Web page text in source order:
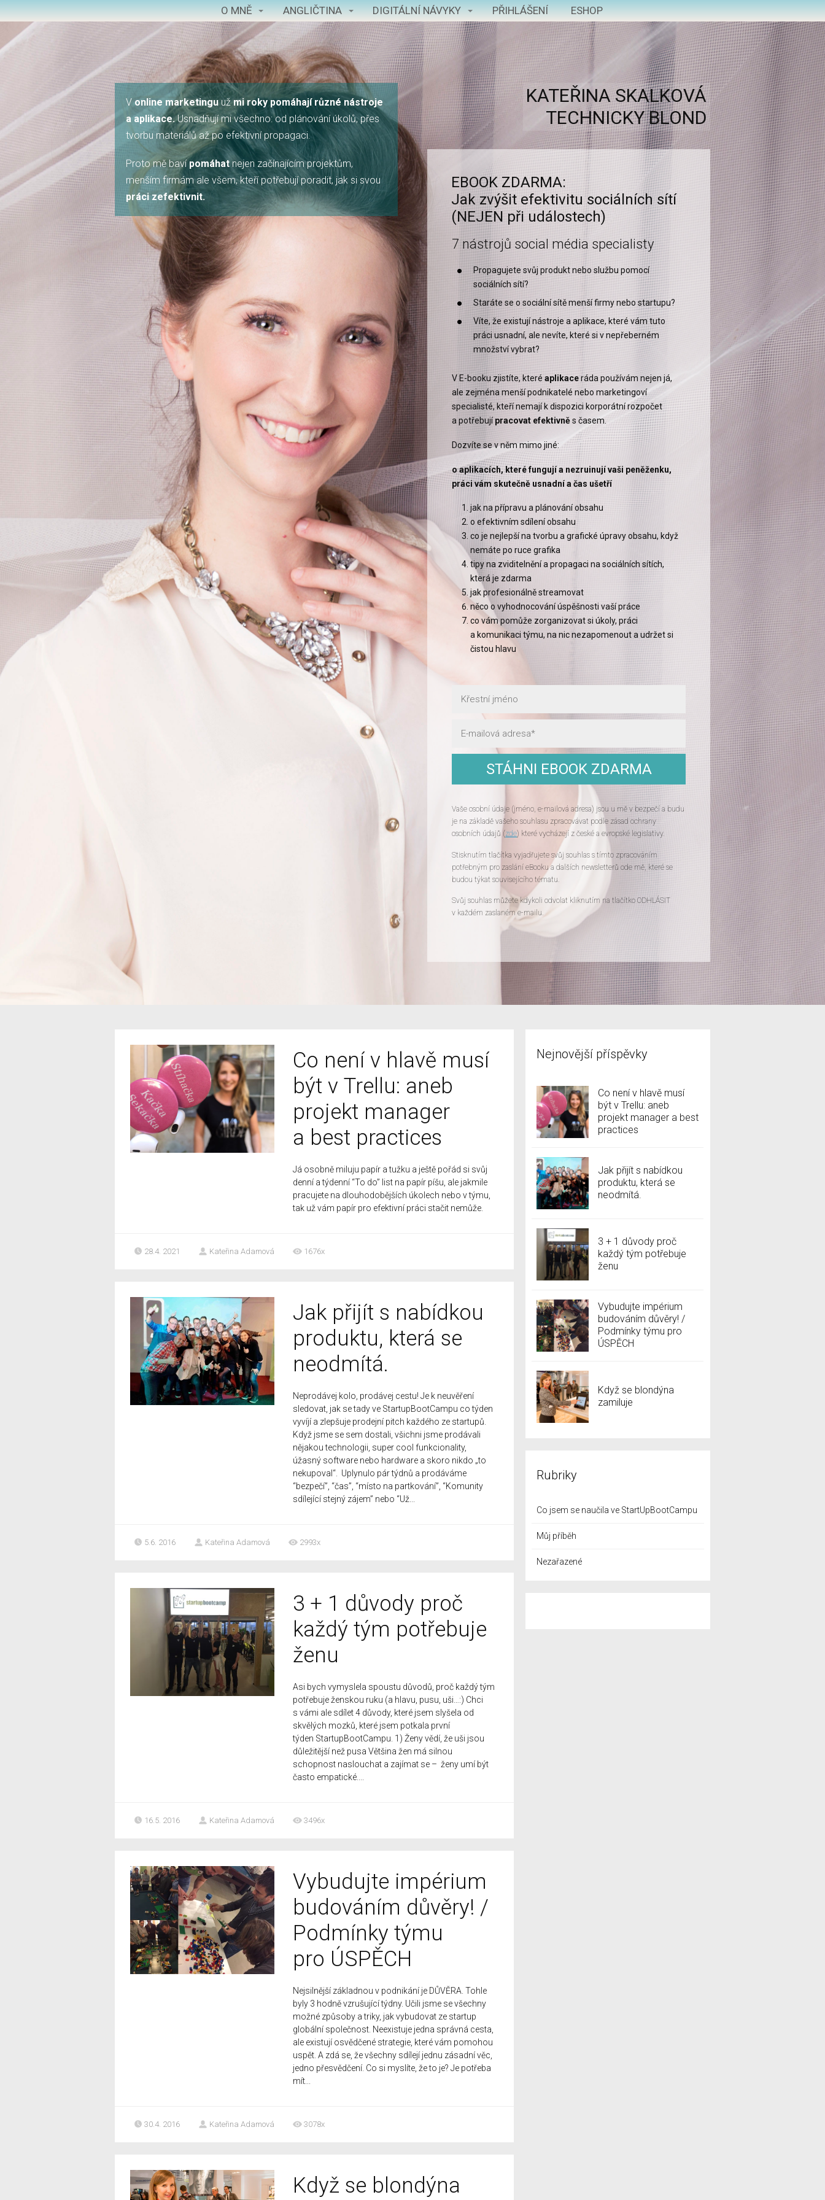
O MNĚ ANGLIČTINA DIGITÁLNÍ NÁVYKY PŘIHLÁŠENÍ ESHOP
Vonline marketinguužmi roky pomáhají různé nástroje
a aplikace.Usnadňují mi všechno: od plánování úkolů, přes
tvorbu materiálů až po efektivní propagaci.
Proto mě bavípomáhatnejen začínajícím projektům,
menším firmám ale všem, kteří potřebují poradit, jak si svou
práci zefektivnit.
KATEŘINA SKALKOVÁ
TECHNICKY BLOND
EBOOK ZDARMA:
Jak zvýšit efektivitu sociálních sítí
(NEJEN při událostech)
7 nástrojů social média specialisty
Propagujete svůj produkt nebo službu pomocí
sociálních sítí?
Staráte se o sociální sítě menší firmy nebo startupu?
Víte, že existují nástroje a aplikace, které vám tuto
práci usnadní, ale nevíte, které si v nepřeberném
množství vybrat?
V E-booku zjistíte, kteréaplikaceráda používám nejen já,
ale zejména menší podnikatelé nebo marketingoví
specialisté, kteří nemají k dispozici korporátní rozpočet
a potřebujípracovat efektivněs časem.
Dozvíte se v něm mimo jiné:
o aplikacích, které fungují a nezruinují vaši peněženku,
práci vám skutečně usnadní a čas ušetří
jak na přípravu a plánování obsahu
o efektivním sdílení obsahu
co je nejlepší na tvorbu a grafické úpravy obsahu, když
nemáte po ruce grafika
tipy na zviditelnění a propagaci na sociálních sítích,
která je zdarma
jak profesionálně streamovat
něco o vyhodnocování úspěšnosti vaší práce
co vám pomůže zorganizovat si úkoly, práci
a komunikaci týmu, na nic nezapomenout a udržet si
čistou hlavu
STÁHNI EBOOK ZDARMA
Vaše osobní údaje (jméno, e-mailová adresa) jsou u mě v bezpečí a budu
je na základě vašeho souhlasu zpracovávat podle zásad ochrany
osobních údajů (zde) které vycházejí z české a evropské legislativy.
Stisknutím tlačítka vyjadřujete svůj souhlas s tímto zpracováním
potřebným pro zaslání eBooku a dalších newsletterů ode mě, které se
budou týkat souvisejícího tématu.
Svůj souhlas můžete kdykoli odvolat kliknutím na tlačítko ODHLÁSIT
v každém zaslaném e-mailu.
Co není v hlavě musí
být v Trellu: aneb
projekt manager
a best practices
Já osobně miluju papír a tužku a ještě pořád si svůj
denní a týdenní “To do” list na papír píšu, ale jakmile
pracujete na dlouhodobějších úkolech nebo v týmu,
tak už vám papír pro efektivní práci stačit nemůže.
28.4. 2021 Kateřina Adamová 1676x
Jak přijít s nabídkou
produktu, která se
neodmítá.
Neprodávej kolo, prodávej cestu! Je k neuvěření
sledovat, jak se tady ve StartupBootCampu co týden
vyvíjí a zlepšuje prodejní pitch každého ze startupů.
Když jsme se sem dostali, všichni jsme prodávali
nějakou technologii, super cool funkcionality,
úžasný software nebo hardware a skoro nikdo „to
nekupoval“. Uplynulo pár týdnů a prodáváme
“bezpečí”, “čas”, “místo na partkování”, “Komunity
sdílející stejný zájem” nebo “Už...
5.6. 2016 Kateřina Adamová 2993x
3 + 1 důvody proč
každý tým potřebuje
ženu
Asi bych vymyslela spoustu důvodů, proč každý tým
potřebuje ženskou ruku (a hlavu, pusu, uši…:) Chci
s vámi ale sdílet 4 důvody, které jsem slyšela od
skvělých mozků, které jsem potkala první
týden StartupBootCampu. 1) Ženy vědí, že uši jsou
důležitější než pusa Většina žen má silnou
schopnost naslouchat a zajímat se – ženy umí být
často empatické....
16.5. 2016 Kateřina Adamová 3496x
Vybudujte impérium
budováním důvěry! /
Podmínky týmu
pro ÚSPĚCH
Nejsilnější základnou v podnikání je DŮVĚRA. Tohle
byly 3 hodně vzrušující týdny. Učili jsme se všechny
možné způsoby a triky, jak vybudovat ze startup
globální společnost. Neexistuje jedna správná cesta,
ale existují osvědčené strategie, které vám pomohou
uspět. A zdá se, že všechny sdílejí jednu zásadní věc,
jedno přesvědčení. Co si myslíte, že to je? Je potřeba
mít...
30.4. 2016 Kateřina Adamová 3078x
Když se blondýna
Nejnovější příspěvky
Co není v hlavě musí
být v Trellu: aneb
projekt manager a best
practices
Jak přijít s nabídkou
produktu, která se
neodmítá.
3 + 1 důvody proč
každý tým potřebuje
ženu
Vybudujte impérium
budováním důvěry! /
Podmínky týmu pro
ÚSPĚCH
Když se blondýna
zamiluje
Rubriky
Co jsem se naučila ve StartUpBootCampu
Můj příběh
Nezařazené